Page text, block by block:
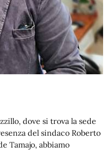
dove si trova la sede
del sindaco Roberto
Tamajo, abbiamo